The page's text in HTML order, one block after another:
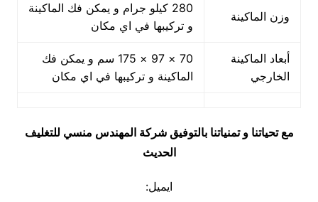
وزن الماكينة
280 كيلو جرام و يمكن فك الماكينة
و تركيبها في اي مكان
أبعاد الماكينة
الخارجي
70 × 97 × 175 سم و يمكن فك
الماكينة و تركيبها في اي مكان
مع تحياتنا و تمنياتنا بالتوفيق شركة المهندس منسي للتغليف
الحديث
ايميل: